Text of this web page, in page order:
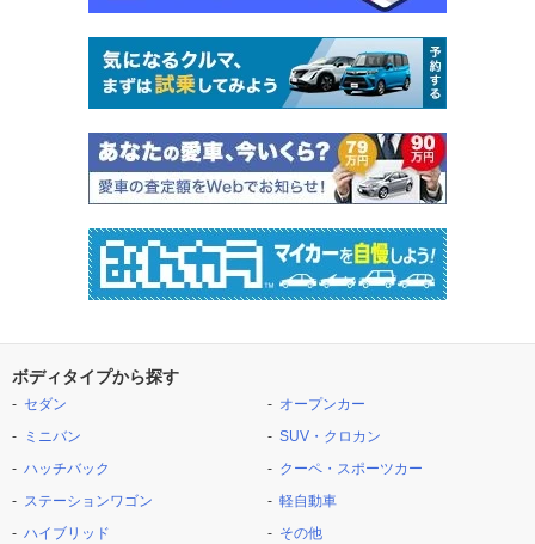
ボディタイプから探す
セダン
ミニバン
ハッチバック
ステーションワゴン
ハイブリッド
オープンカー
SUV・クロカン
クーペ・スポーツカー
軽自動車
その他